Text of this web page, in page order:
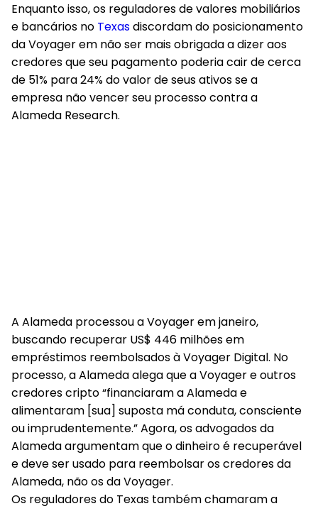
Enquanto isso, os reguladores de valores mobiliários
e bancários no Texasdiscordam do posicionamento
da Voyager em não ser mais obrigada a dizer aos
credores que seu pagamento poderia cair de cerca
de 51% para 24% do valor de seus ativos se a
empresa não vencer seu processo contra a
Alameda Research.
A Alameda processou a Voyager em janeiro,
buscando recuperar US$ 446 milhões em
empréstimos reembolsados à Voyager Digital. No
processo, a Alameda alega que a Voyager e outros
credores cripto “financiaram a Alameda e
alimentaram [sua] suposta má conduta, consciente
ou imprudentemente.” Agora, os advogados da
Alameda argumentam que o dinheiro é recuperável
e deve ser usado para reembolsar os credores da
Alameda, não os da Voyager.
Os reguladores do Texas também chamaram a